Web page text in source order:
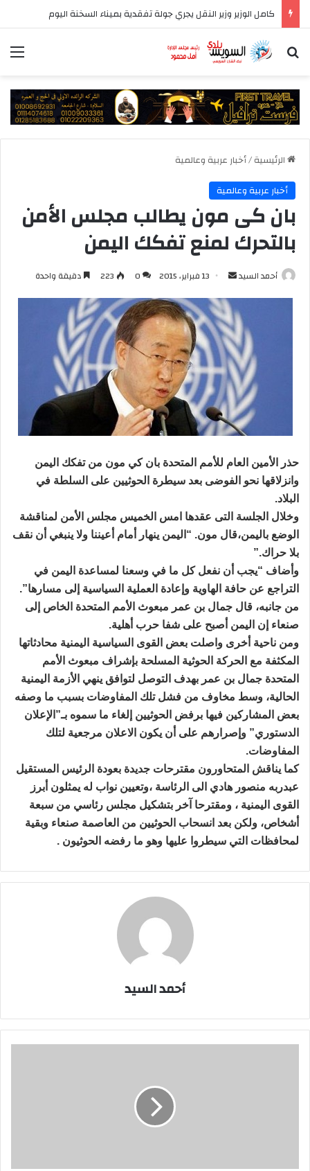
كامل الوزير وزير النقل يجري جولة تفقدية بميناء السخنة اليوم
بحث عن
الرئيسية/أخبار عربية وعالمية
أخبار عربية وعالمية
بان كى مون يطالب مجلس الأمن
بالتحرك لمنع تفكك اليمن
أحمد السيد
أرسل
إلكترونيا
13 فبراير، 2015 0
223 دقيقة واحدة
حذر الأمين العام للأمم المتحدة بان كي مون من تفكك اليمن
وانزلاقها نحو الفوضى بعد سيطرة الحوثيين على السلطة في
البلاد.
وخلال الجلسة التى عقدها امس الخميس مجلس الأمن لمناقشة
الوضع باليمن،قال مون. “اليمن ينهار أمام أعيننا ولا ينبغي أن نقف
بلا حراك.”
وأضاف “يجب أن نفعل كل ما في وسعنا لمساعدة اليمن في
التراجع عن حافة الهاوية وإعادة العملية السياسية إلى مسارها”.
من جانبه، قال جمال بن عمر مبعوث الأمم المتحدة الخاص إلى
صنعاء إن اليمن أصبح على شفا حرب أهلية.
ومن ناحية أخرى واصلت بعض القوى السياسية اليمنية محادثاتها
المكثفة مع الحركة الحوثية المسلحة بإشراف مبعوث الأمم
المتحدة جمال بن عمر بهدف التوصل لتوافق ينهي الأزمة اليمنية
الحالية، وسط مخاوف من فشل تلك المفاوضات بسبب ما وصفه
بعض المشاركين فيها برفض الحوثيين إلغاء ما سموه بـ”الإعلان
الدستوري” وإصرارهم على أن يكون الاعلان مرجعية لتلك
المفاوضات.
كما يناقش المتحاورون مقترحات جديدة بعودة الرئيس المستقيل
عبدربه منصور هادي الى الرئاسة ،وتعيين نواب له يمثلون أبرز
القوى اليمنية ، ومقترحا آخر بتشكيل مجلس رئاسي من سبعة
أشخاص، ولكن بعد انسحاب الحوثيين من العاصمة صنعاء وبقية
لمحافظات التي سيطروا عليها وهو ما رفضه الحوثيون .
أحمد السيد
تفكك